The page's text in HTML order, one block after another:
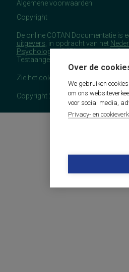
Over de
We gebruiken
om ons
voor social media,
Privacy- en
Algemene voorwaarden
Copyright
De online COTAN Documentatie is
uitgevers , in opdracht van het
Psychologen(NIP), namens de
Testaangelegenheden Nederland
Zie het colofon
Copyright 2026 - COTAN